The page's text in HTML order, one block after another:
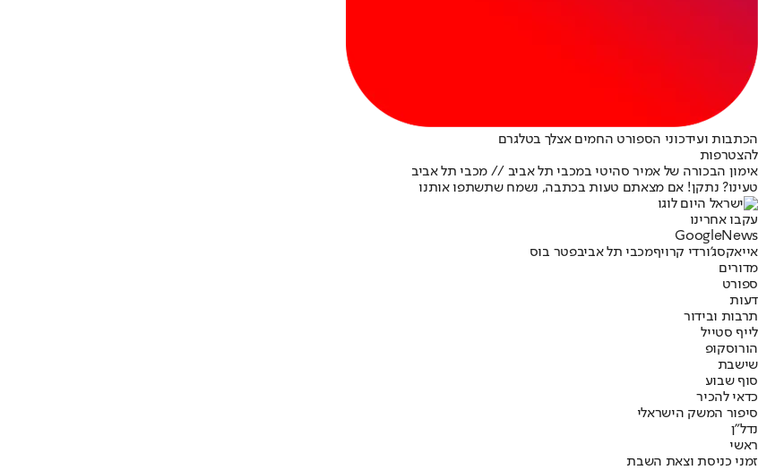
הכתבות ועידכוני הספורט החמים אצלך בטלגרם
להצטרפות
אימון הבכורה של אמיר סהיטי במכבי תל אביב // מכבי תל אביב
טעינו? נתקן! אם מצאתם טעות בכתבה, נשמח שתשתפו אותנו
עקבו אחרינו
Googl eNews
אייאקסג'ורדי קרויףמכבי תל אביבפטר בוס
מדורים
ספורט
דעות
תרבות ובידור
לייף סטייל
הורוסקופ
שישבת
סוף שבוע
כדאי להכיר
סיפור המשק הישראלי
נדל"ן
ראשי
זמני כניסת וצאת השבת